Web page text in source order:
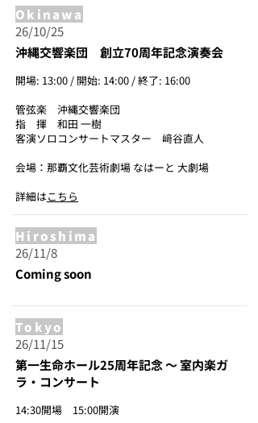
Okinawa
26/10/25
沖縄交響楽団 創立70周年記念演奏会
開場: 13:00 / 開始: 14:00 / 終了: 16:00
管弦楽 沖縄交響楽団
指 揮 和田 一樹
客演ソロコンサートマスター 﨑谷直人
会場：那覇文化芸術劇場 なはーと 大劇場
詳細はこちら
Hiroshima
26/11/8
Coming soon
Tokyo
26/11/15
第一生命ホール25周年記念 ～ 室内楽ガ
ラ・コンサート
14:30開場 15:00開演